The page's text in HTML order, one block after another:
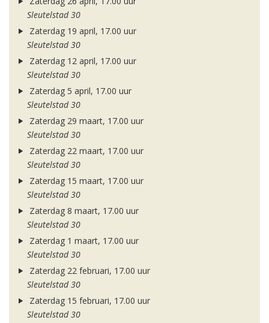
Sleutelstad 30
Zaterdag 19 april, 17.00 uur
Sleutelstad 30
Zaterdag 12 april, 17.00 uur
Sleutelstad 30
Zaterdag 5 april, 17.00 uur
Sleutelstad 30
Zaterdag 29 maart, 17.00 uur
Sleutelstad 30
Zaterdag 22 maart, 17.00 uur
Sleutelstad 30
Zaterdag 15 maart, 17.00 uur
Sleutelstad 30
Zaterdag 8 maart, 17.00 uur
Sleutelstad 30
Zaterdag 1 maart, 17.00 uur
Sleutelstad 30
Zaterdag 22 februari, 17.00 uur
Sleutelstad 30
Zaterdag 15 februari, 17.00 uur
Sleutelstad 30